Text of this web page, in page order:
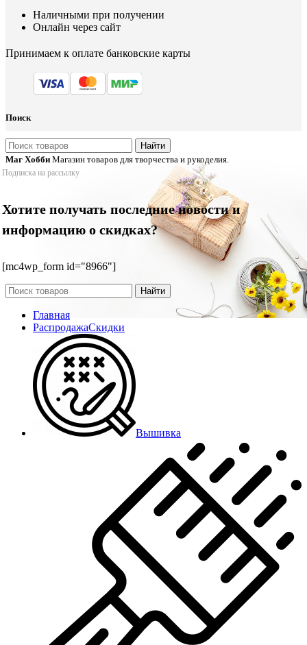
Наличными при получении
Онлайн через сайт
Принимаем к оплате банковские карты
Поиск
Найти
Маг Хобби Магазин товаров для творчества и рукоделия.
Подписка на рассылку
Хотите получать последние новости и
информацию о скидках?
[mc4wp_form id="8966"]
Найти
Главная
РаспродажаСкидки
Вышивка